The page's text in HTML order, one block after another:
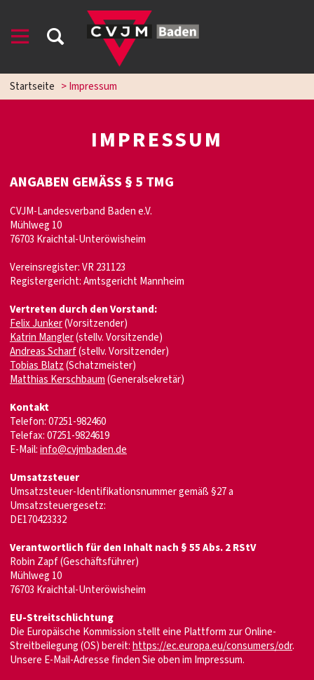
Startseite >Impressum
IMPRESSUM
ANGABEN GEMÄSS § 5 TMG
CVJM-Landesverband Baden e.V.
Mühlweg 10
76703 Kraichtal-Unteröwisheim
Vereinsregister: VR 231123
Registergericht: Amtsgericht Mannheim
Vertreten durch den Vorstand:
Felix Junker(Vorsitzender)
Katrin Mangler(stellv. Vorsitzende)
Andreas Scharf(stellv. Vorsitzender)
Tobias Blatz(Schatzmeister)
Matthias Kerschbaum(Generalsekretär)
Kontakt
Telefon: 07251-982460
Telefax: 07251-9824619
E-Mail:info@cvjmbaden.de
Umsatzsteuer
Umsatzsteuer-Identifikationsnummer gemäß §27 a
Umsatzsteuergesetz:
DE170423332
Verantwortlich für den Inhalt nach § 55 Abs. 2 RStV
Robin Zapf (Geschäftsführer)
Mühlweg 10
76703 Kraichtal-Unteröwisheim
EU-Streitschlichtung
Die Europäische Kommission stellt eine Plattform zur Online-
Streitbeilegung (OS) bereit:https://ec.europa.eu/consumers/odr.
Unsere E-Mail-Adresse finden Sie oben im Impressum.